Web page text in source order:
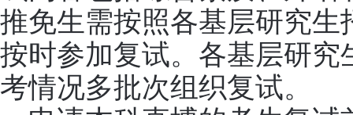
推免生需按照各基层研究
按时参加复试。各基层研
考情况多批次组织复试。